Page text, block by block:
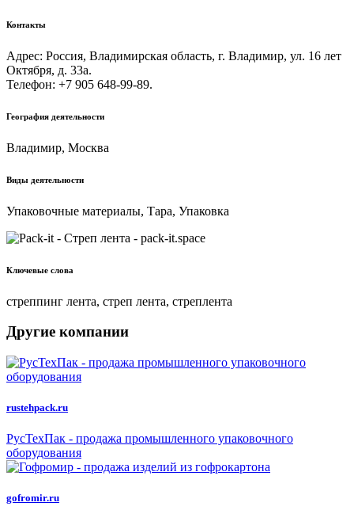
Контакты
Адрес: Россия, Владимирская область, г. Владимир, ул. 16 лет
Октября, д. 33а.
Телефон: +7 905 648-99-89.
География деятельности
Владимир, Москва
Виды деятельности
Упаковочные материалы, Тара, Упаковка
Ключевые слова
стреппинг лента, стреп лента, стреплента
Другие компании
rustehpack.ru
РусТехПак - продажа промышленного упаковочного
оборудования
gofromir.ru